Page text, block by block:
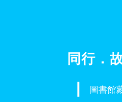
同行．
圖書館